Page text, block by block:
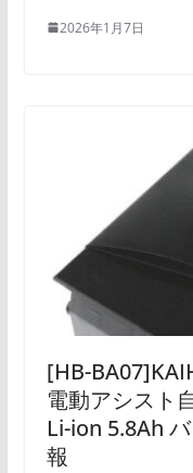
2026年1月7日
[HB-
電動アシスト
Li-ion 5.8Ah
報